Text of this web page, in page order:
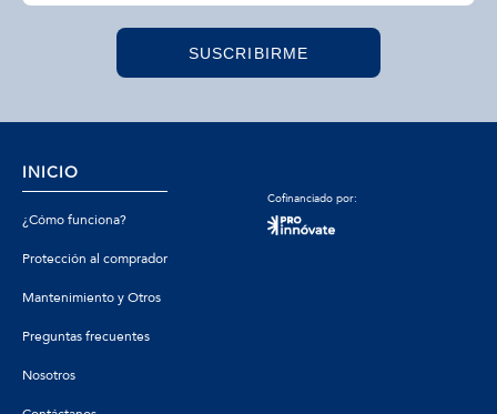
SUSCRIBIRME
INICIO
¿Cómo funciona?
Protección al comprador
Mantenimiento y Otros
Preguntas frecuentes
Nosotros
Cofinanciado por: